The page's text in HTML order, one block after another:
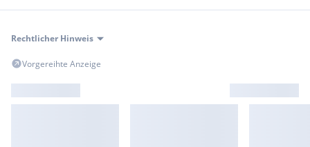
Rechtlicher Hinweis
Vorgereihte Anzeige